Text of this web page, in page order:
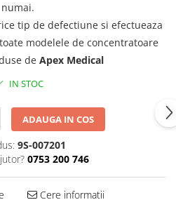
numai.
tip de defectiune si efectueaza
modelele de concentratoare
de Apex Medical
IN STOC
ADAUGA IN COS
9S-007201
0753 200 746
Cere informatii